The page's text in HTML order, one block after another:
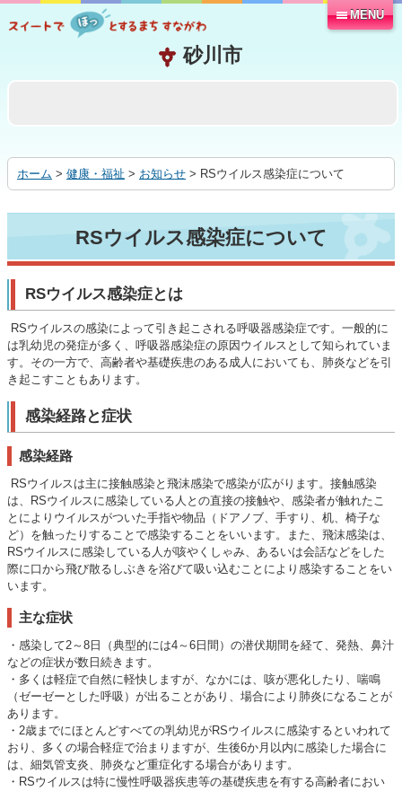
る
MENU
ホーム > 健康・福祉 > お知らせ > RSウイルス感染症について
RSウイルス感染症について
RSウイルス感染症とは
RSウイルスの感染によって引き起こされる呼吸器感染症です。一般的に
は乳幼児の発症が多く、呼吸器感染症の原因ウイルスとして知られていま
す。その一方で、高齢者や基礎疾患のある成人においても、肺炎などを引
き起こすこともあります。
感染経路と症状
感染経路
RSウイルスは主に接触感染と飛沫感染で感染が広がります。接触感染
は、RSウイルスに感染している人との直接の接触や、感染者が触れたこ
とによりウイルスがついた手指や物品（ドアノブ、手すり、机、椅子な
ど）を触ったりすることで感染することをいいます。また、飛沫感染は、
RSウイルスに感染している人が咳やくしゃみ、あるいは会話などをした
際に口から飛び散るしぶきを浴びて吸い込むことにより感染することをい
います。
主な症状
・感染して2～8日（典型的には4～6日間）の潜伏期間を経て、発熱、鼻汁
などの症状が数日続きます。
・多くは軽症で自然に軽快しますが、なかには、咳が悪化したり、喘鳴
（ゼーゼーとした呼吸）が出ることがあり、場合により肺炎になることが
あります。
・2歳までにほとんどすべての乳幼児がRSウイルスに感染するといわれて
おり、多くの場合軽症で治まりますが、生後6か月以内に感染した場合に
は、細気管支炎、肺炎など重症化する場合があります。
・RSウイルスは特に慢性呼吸器疾患等の基礎疾患を有する高齢者におい